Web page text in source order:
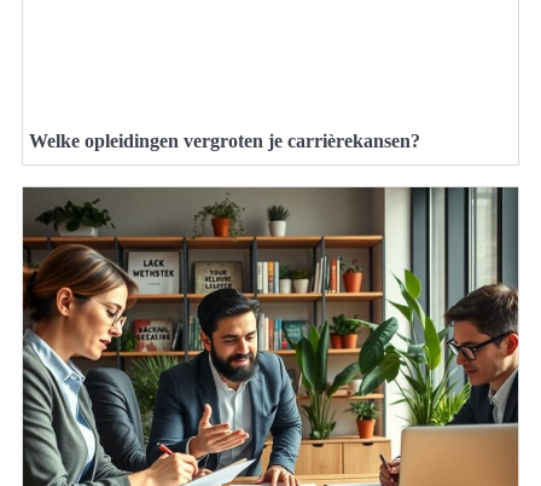
Welke opleidingen vergroten je carrièrekansen?